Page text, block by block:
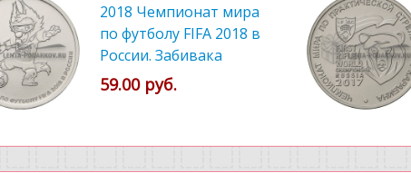
2018 Чемпионат мира
по футболу FIFA 2018 в
России. Забивака
59.00 руб.